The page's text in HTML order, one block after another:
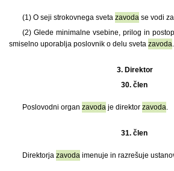
(1) O seji strokovnega sveta zavodase vodi
(2) Glede minimalne vsebine, prilog in
smiselno uporablja poslovnik o delu sveta zavoda.
3. Direktor
30. člen
Poslovodni organ zavodaje direktor zavoda.
31. člen
Direktorja zavodaimenuje in razrešuje